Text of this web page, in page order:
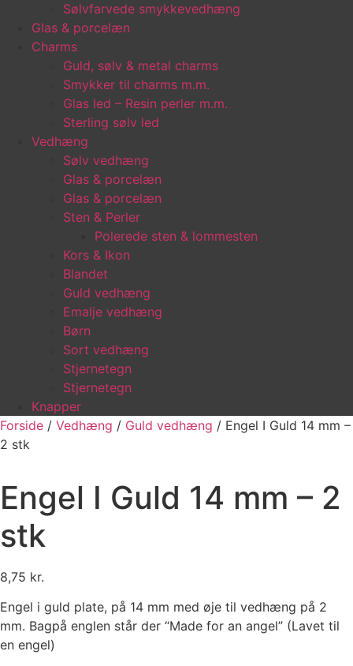
Sølvfarvede smykkevedhæng
Glas & porcelæn
Charms
Guld, sølv & metal charms
Smykker til charms m.m.
Glas led – Resin perler m.m.
Sterling sølv led
Vedhæng
Sølv vedhæng
Glas & porcelæn
Glas & porcelæn
Sten & Perler
Polerede sten & lommesten
Kors & Ikon
Blandet
Guld vedhæng
Emalje vedhæng
Børn
Sort vedhæng
Stjernetegn
Stjernetegn
Knapper
Forside / Vedhæng / Guld vedhæng / Engel I Guld 14 mm –
2 stk
Engel I Guld 14 mm – 2
stk
8,75 kr.
Engel i guld plate, på 14 mm med øje til vedhæng på 2
mm. Bagpå englen står der “Made for an angel” (Lavet til
en engel)